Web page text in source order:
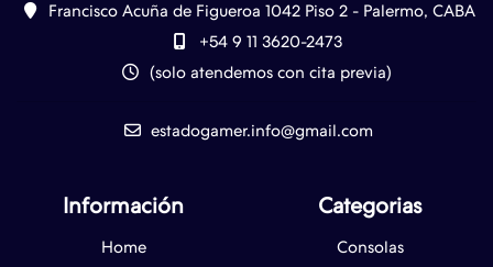
Francisco Acuña de Figueroa 1042 Piso 2 - Palermo, CABA
+54 9 11 3620-2473
(solo atendemos con cita previa)
estadogamer.info@gmail.com
Información
Home
Categorias
Consolas